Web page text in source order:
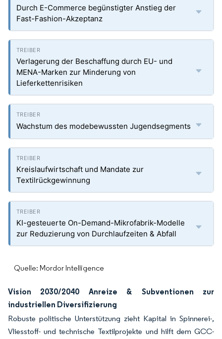
Durch E-Commerce begünstigter Anstieg der
Fast-Fashion-Akzeptanz
Verlagerung der Beschaffung durch EU- und
MENA-Marken zur Minderung von
Lieferkettenrisiken
Wachstum des modebewussten Jugendsegments
Kreislaufwirtschaft und Mandate zur
Textilrückgewinnung
KI-gesteuerte On-Demand-Mikrofabrik-Modelle
zur Reduzierung von Durchlaufzeiten & Abfall
Quelle: Mordor Intelligence
Vision 2030/2040 Anreize & Subventionen zur
industriellen Diversifizierung
Robuste politische Unterstützung zieht Kapital in Spinnerei-,
Vliesstoff- und technische Textilprojekte und hilft dem GCC-